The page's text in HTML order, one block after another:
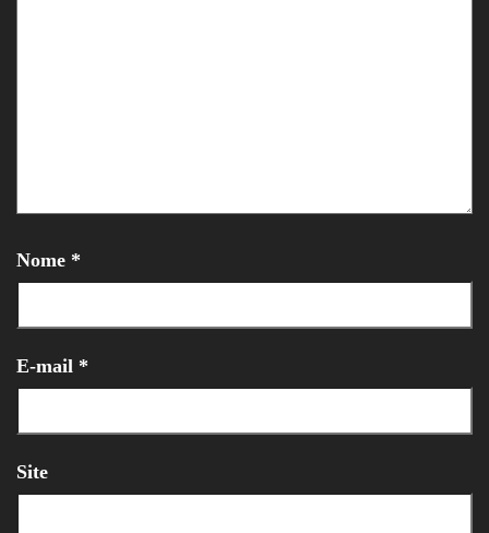
Nome *
E-mail *
Site